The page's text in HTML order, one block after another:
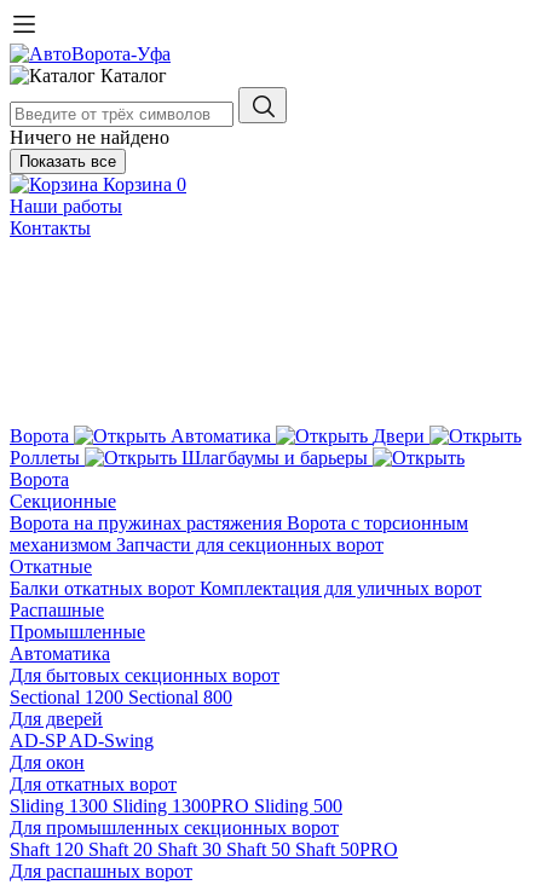
Каталог
Ничего не найдено
Показать все
Корзина 0
Наши работы
Контакты
Ворота Автоматика
Двери
Роллеты
Шлагбаумы и барьеры
Ворота
Секционные
Ворота на пружинах растяжения Ворота с торсионным
механизмом Запчасти для секционных ворот
Откатные
Балки откатных ворот Комплектация для уличных ворот
Распашные
Промышленные
Автоматика
Для бытовых секционных ворот
Sectional 1200 Sectional 800
Для дверей
AD-SPAD-Swing
Для окон
Для откатных ворот
Sliding 1300 Sliding 1300PRO Sliding 500
Для промышленных секционных ворот
Shaft 120 Shaft 20 Shaft 30 Shaft 50 Shaft 50PRO
Для распашных ворот